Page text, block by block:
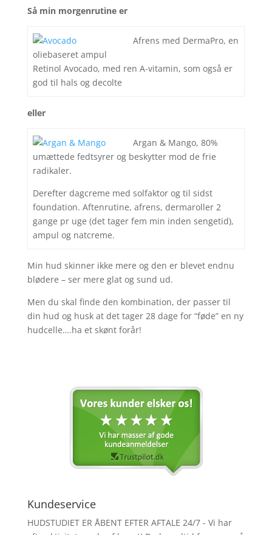
Så min morgenrutine er
Afrens med DermaPro, en
oliebaseret ampul
Retinol Avocado, med ren A-vitamin, som også er
god til hals og decolte
eller
Argan & Mango, 80%
umættede fedtsyrer og beskytter mod de frie
radikaler.
Derefter dagcreme med solfaktor og til sidst
foundation. Aftenrutine, afrens, dermaroller 2
gange pr uge (det tager fem min inden sengetid),
ampul og natcreme.
Min hud skinner ikke mere og den er blevet endnu
blødere – ser mere glat og sund ud.
Men du skal finde den kombination, der passer til
din hud og husk at det tager 28 dage for “føde” en ny
hudcelle….ha et skønt forår!
Kundeservice
HUDSTUDIET ER ÅBENT EFTER AFTALE 24/7 - Vi har